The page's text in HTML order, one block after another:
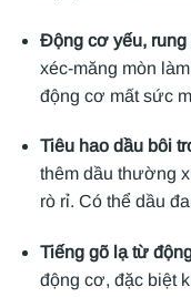
Động cơ yếu, rung
xéc-măng mòn
động cơ mất sức
Tiêu hao dầu bôi
thêm dầu thường
rò rỉ. Có thể dầu
Tiếng gõ lạ từ
động cơ, đặc biệt